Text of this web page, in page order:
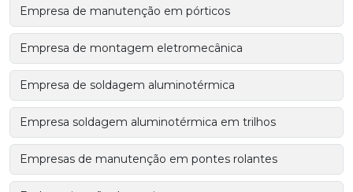
Empresa de manutenção em pórticos
Empresa de montagem eletromecânica
Empresa de soldagem aluminotérmica
Empresa soldagem aluminotérmica em trilhos
Empresas de manutenção em pontes rolantes